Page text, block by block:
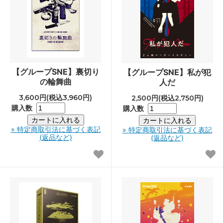
【グループSNE】裏切り
の輪舞曲
3,600円(税込3,960円)
購入数
» 特定商取引法に基づく表記
(返品など)
【グループSNE】私が犯
人だ
2,500円(税込2,750円)
購入数
» 特定商取引法に基づく表記
(返品など)